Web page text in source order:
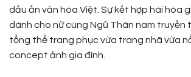
dấu ấn văn hóa Việt. Sự kết hợp hài hòa
dành cho nữ cùng Ngũ Thân nam truyền
tổng thể trang phục vừa trang nhã vừa
concept ảnh gia đình.